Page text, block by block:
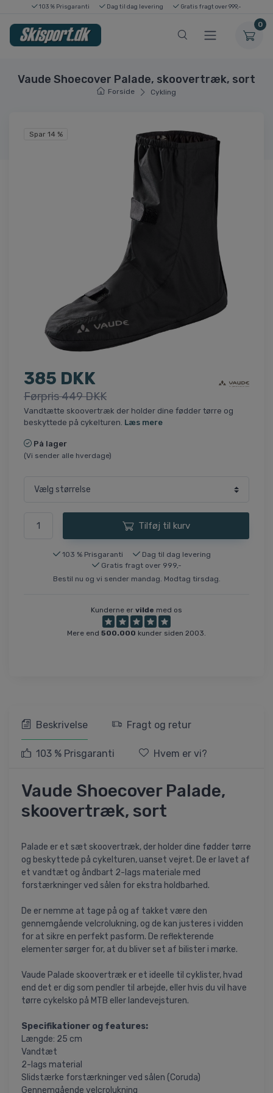
103 % Prisgaranti Dag til dag levering Gratis fragt over 999,-
0
Vaude Shoecover Palade, skoovertræk, sort
Forside Cykling
Spar 14 %
385 DKK
Førpris 449 DKK
Vandtætte skoovertræk der holder dine fødder tørre og
beskyttede på cykelturen. Læs mere
På lager
(Vi sender alle hverdage)
Tilføj til kurv
103 % Prisgaranti
Dag til dag levering
Gratis fragt over 999,-
Bestil nu og vi sender mandag. Modtag tirsdag.
Kunderne er vilde med os
Mere end 500.000 kunder siden 2003.
Beskrivelse Fragt og retur
103 % Prisgaranti Hvem er vi?
Vaude Shoecover Palade,
skoovertræk, sort
Palade er et sæt skoovertræk, der holder dine fødder tørre
og beskyttede på cykelturen, uanset vejret. De er lavet af
et vandtæt og åndbart 2-lags materiale med
forstærkninger ved sålen for ekstra holdbarhed.
De er nemme at tage på og af takket være den
gennemgående velcrolukning, og de kan justeres i vidden
for at sikre en perfekt pasform. De reflekterende
elementer sørger for, at du bliver set af bilister i mørke.
Vaude Palade skoovertræk er et ideelle til cyklister, hvad
end det er dig som pendler til arbejde, eller hvis du vil have
tørre cykelsko på MTB eller landevejsturen.
Specifikationer og features:
Længde: 25 cm
Vandtæt
2-lags material
Slidstærke forstærkninger ved sålen (Coruda)
Gennemgående velcrolukning